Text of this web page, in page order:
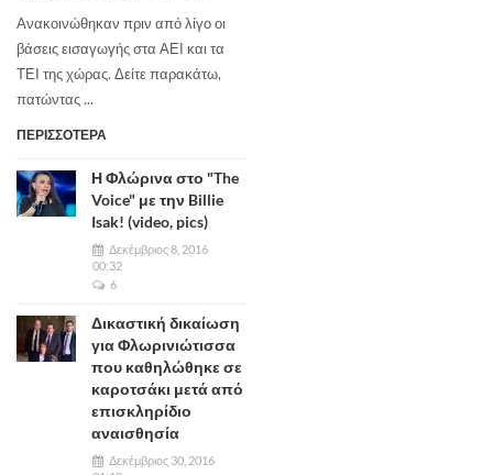
Ανακοινώθηκαν πριν από λίγο οι
βάσεις εισαγωγής στα ΑΕΙ και τα
ΤΕΙ της χώρας. Δείτε παρακάτω,
πατώντας ...
ΠΕΡΙΣΣΟΤΕΡΑ
Η Φλώρινα στο "The
Voice" με την Billie
Isak! (video, pics)
Δεκέμβριος 8, 2016
00:32
6
Δικαστική δικαίωση
για Φλωρινιώτισσα
που καθηλώθηκε σε
καροτσάκι μετά από
επισκληρίδιο
αναισθησία
Δεκέμβριος 30, 2016